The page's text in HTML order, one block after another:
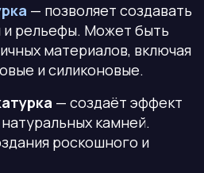
— позволяет создавать
и рельефы. Может быть
материалов, включая
и силиконовые.
— создаёт эффект
камней.
роскошного и